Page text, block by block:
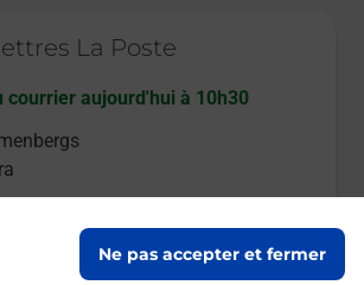
Ne pas accepter et fermer
La Poste
courrier aujourd'hui à 10h30